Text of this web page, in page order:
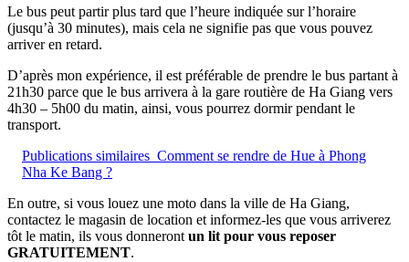
Le bus peut partir plus tard que l’heure indiquée sur l’horaire
(jusqu’à 30 minutes), mais cela ne signifie pas que vous pouvez
arriver en retard.
D’après mon expérience, il est préférable de prendre le bus partant à
21h30 parce que le bus arrivera à la gare routière de Ha Giang vers
4h30 – 5h00 du matin, ainsi, vous pourrez dormir pendant le
transport.
Publications similaires Comment se rendre de Hue à Phong
Nha Ke Bang ?
En outre, si vous louez une moto dans la ville de Ha Giang,
contactez le magasin de location et informez-les que vous arriverez
tôt le matin, ils vous donneront un lit pour vous reposer
GRATUITEMENT.